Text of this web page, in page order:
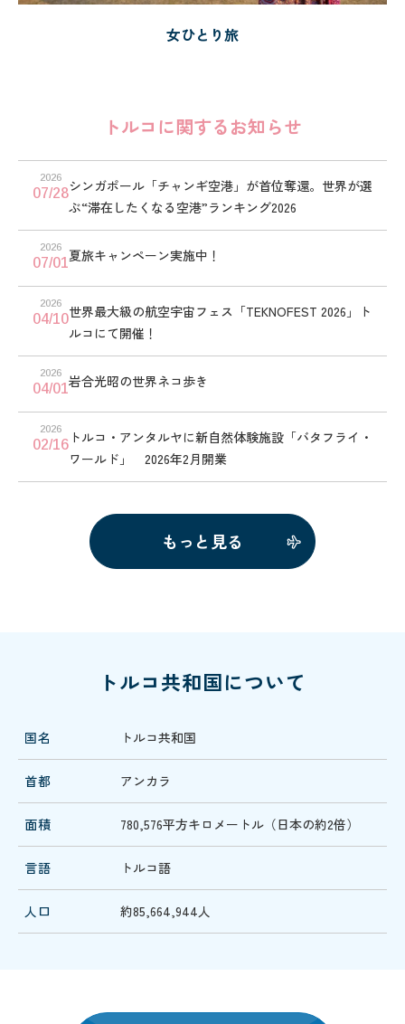
女ひとり旅
トルコに関するお知らせ
2026
07/28シンガポール「チャンギ空港」が首位奪還。世界が選
ぶ“滞在したくなる空港”ランキング2026
2026
07/01夏旅キャンペーン実施中！
2026
04/10世界最大級の航空宇宙フェス「TEKNOFEST 2026」ト
ルコにて開催！
2026
04/01岩合光昭の世界ネコ歩き
2026
02/16 トルコ・アンタルヤに新自然体験施設「バタフライ・
ワールド」 2026年2月開業
もっと見る
トルコ共和国について
国名 トルコ共和国
首都 アンカラ
面積 780,576平方キロメートル（日本の約2倍）
言語 トルコ語
人口 約85,664,944人